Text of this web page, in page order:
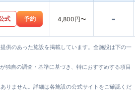
式 予約 4,800円〜 -
供のあった施設を掲載しています。全施設は下の一
独自の調査・基準に基づき、特におすすめする項目
りません。詳細は各施設の公式サイトをご確認くだ